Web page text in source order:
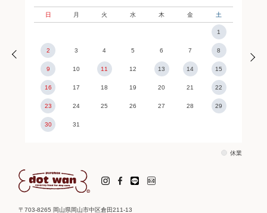
日 月 火 水 木 金 土
1
2 3 4 5 6 7 8
9 10 11 12 13 14 15
16 17 18 19 20 21 22
23 24 25 26 27 28 29
30 31
休業
〒703-8265 岡山県岡山市中区倉田211-13